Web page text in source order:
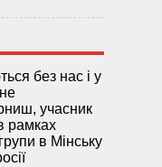
без нас і у
учасник
рамках
в Мінську